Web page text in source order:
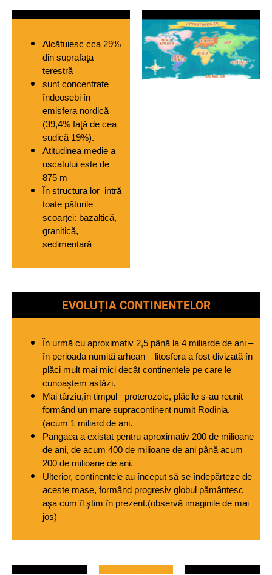
Alcătuiesc cca 29%
din suprafaţa
terestră
sunt concentrate
îndeosebi în
emisfera nordică
(39,4% faţă de cea
sudică 19%).
Atitudinea medie a
uscatului este de
875 m
În structura lor  intră
toate păturile
scoarţei: bazaltică,
granitică,
sedimentară
EVOLUȚIA CONTINENTELOR
În urmă cu aproximativ 2,5 până la 4 miliarde de ani –
în perioada numită arhean – litosfera a fost divizată în
plăci mult mai mici decât continentele pe care le
cunoaştem astăzi.
Mai târziu,în timpul   proterozoic, plăcile s-au reunit
formând un mare supracontinent numit Rodinia.
(acum 1 miliard de ani.
Pangaea a existat pentru aproximativ 200 de milioane
de ani, de acum 400 de milioane de ani până acum
200 de milioane de ani.
Ulterior, continentele au început să se îndepărteze de
aceste mase, formând progresiv globul pământesc
aşa cum îl ştim în prezent.(observă imaginile de mai
jos)